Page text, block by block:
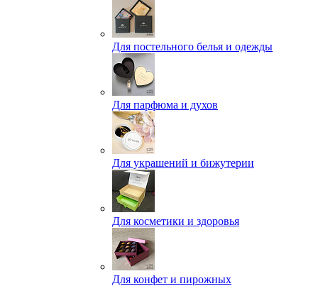
Для постельного белья и одежды
Для парфюма и духов
Для украшений и бижутерии
Для косметики и здоровья
Для конфет и пирожных